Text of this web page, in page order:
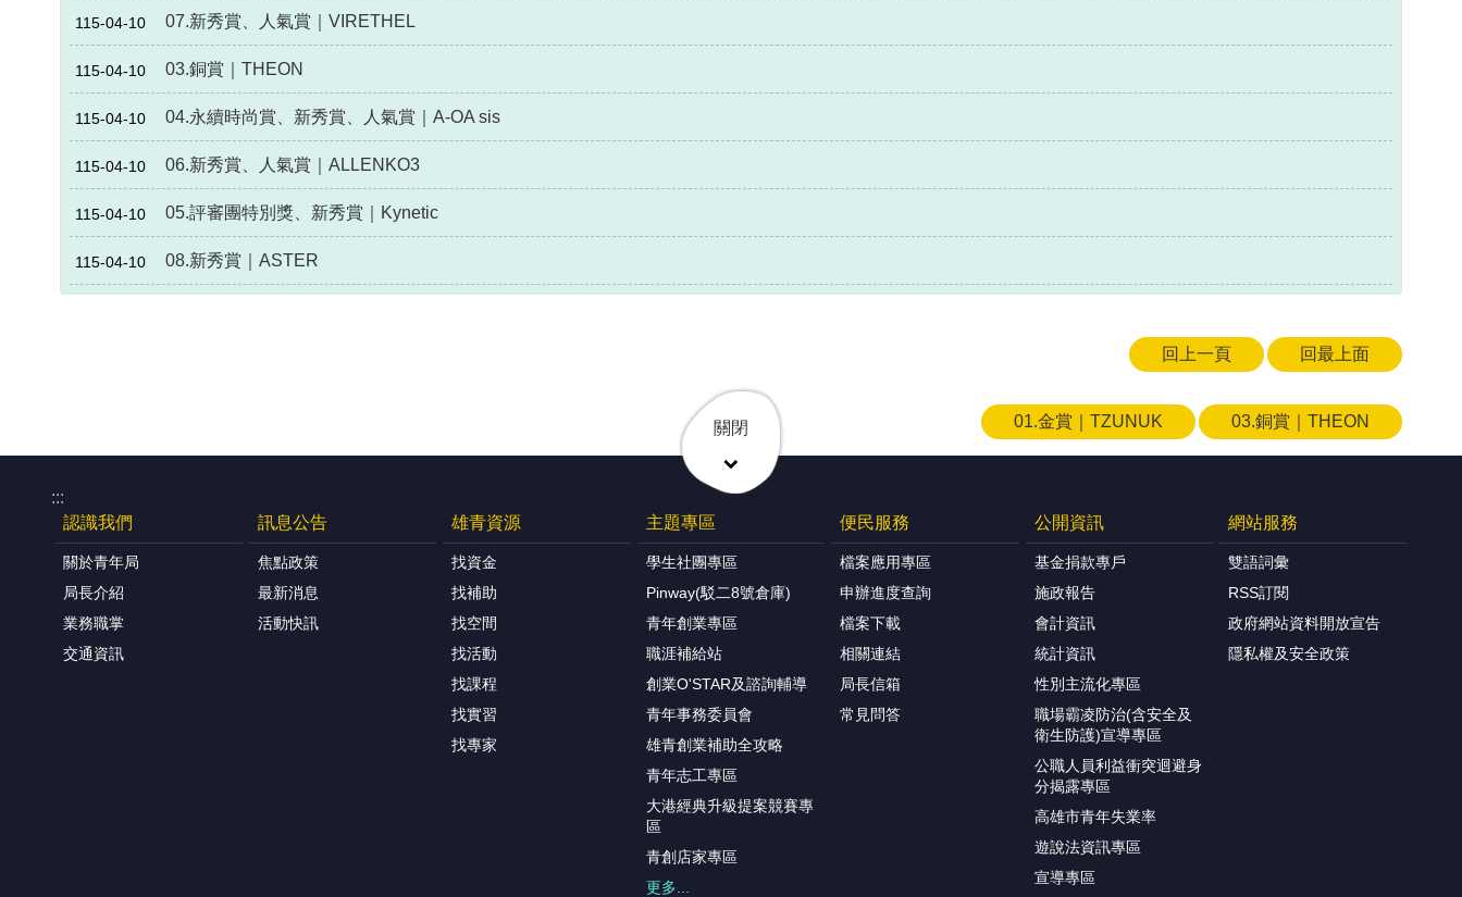
115-04-10 07.新秀賞、人氣賞｜VIRETHEL
115-04-10 03.銅賞｜THEON
115-04-10 04.永續時尚賞、新秀賞、人氣賞｜A-OA sis
115-04-10 06.新秀賞、人氣賞｜ALLENKO3
115-04-10 05.評審團特別獎、新秀賞｜Kynetic
115-04-10 08.新秀賞｜ASTER
回上一頁 回最上面
01.金賞｜TZUNUK 03.銅賞｜THEON
關閉
:::
認識我們
關於青年局
局長介紹
業務職掌
交通資訊
訊息公告
焦點政策
最新消息
活動快訊
雄青資源
找資金
找補助
找空間
找活動
找課程
找實習
找專家
主題專區
學生社團專區
Pinway(駁二8號倉庫)
青年創業專區
職涯補給站
創業O'STAR及諮詢輔導
青年事務委員會
雄青創業補助全攻略
青年志工專區
大港經典升級提案競賽專
區
青創店家專區
更多...
便民服務
檔案應用專區
申辦進度查詢
檔案下載
相關連結
局長信箱
常見問答
公開資訊
基金捐款專戶
施政報告
會計資訊
統計資訊
性別主流化專區
職場霸凌防治(含安全及
衛生防護)宣導專區
公職人員利益衝突迴避身
分揭露專區
高雄市青年失業率
遊說法資訊專區
宣導專區
網站服務
雙語詞彙
RSS訂閱
政府網站資料開放宣告
隱私權及安全政策